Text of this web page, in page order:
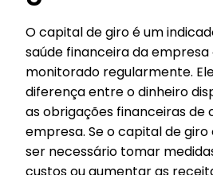
O capital de giro é um
saúde financeira da empresa
monitorado regularmente.
diferença entre o dinheiro
as obrigações financeiras de
empresa. Se o capital de
ser necessário tomar